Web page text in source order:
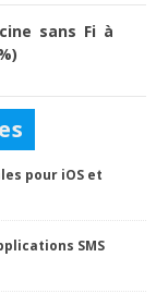
sans Fi à
pour iOS et
SMS